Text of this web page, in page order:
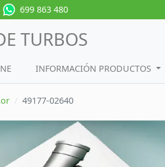
699 863 480
TURBOS
INFORMACIÓN PRODUCTOS
49177-02640